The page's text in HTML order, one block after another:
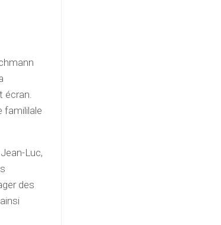
écran.
famililale
Luc,
des